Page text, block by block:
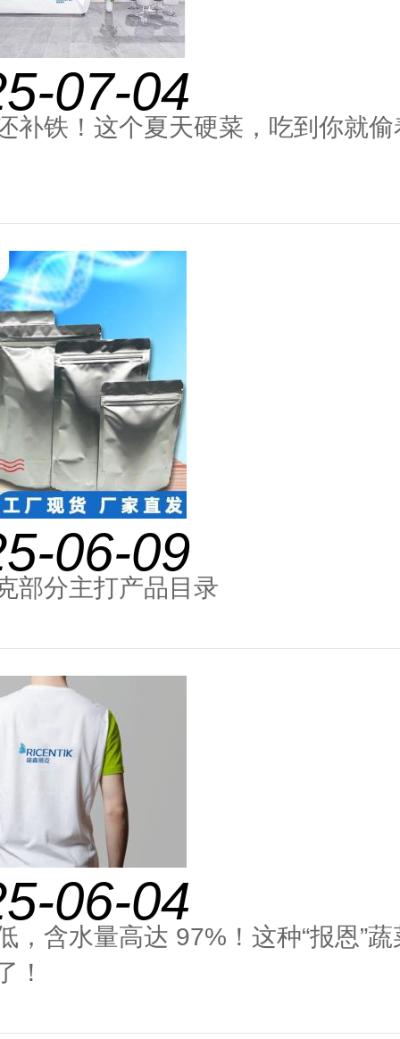
07-04
补铁！这个夏天硬菜，吃到你就偷
06-09
部分主打产品目录
06-04
，含水量高达 97%！这种“报恩”
！